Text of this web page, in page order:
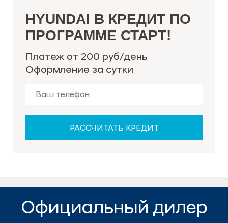
HYUNDAI В КРЕДИТ ПО
ПРОГРАММЕ СТАРТ!
Платеж от 200 руб/день
Оформление за сутки
РАССЧИТАТЬ КРЕДИТ
Официальный дилер